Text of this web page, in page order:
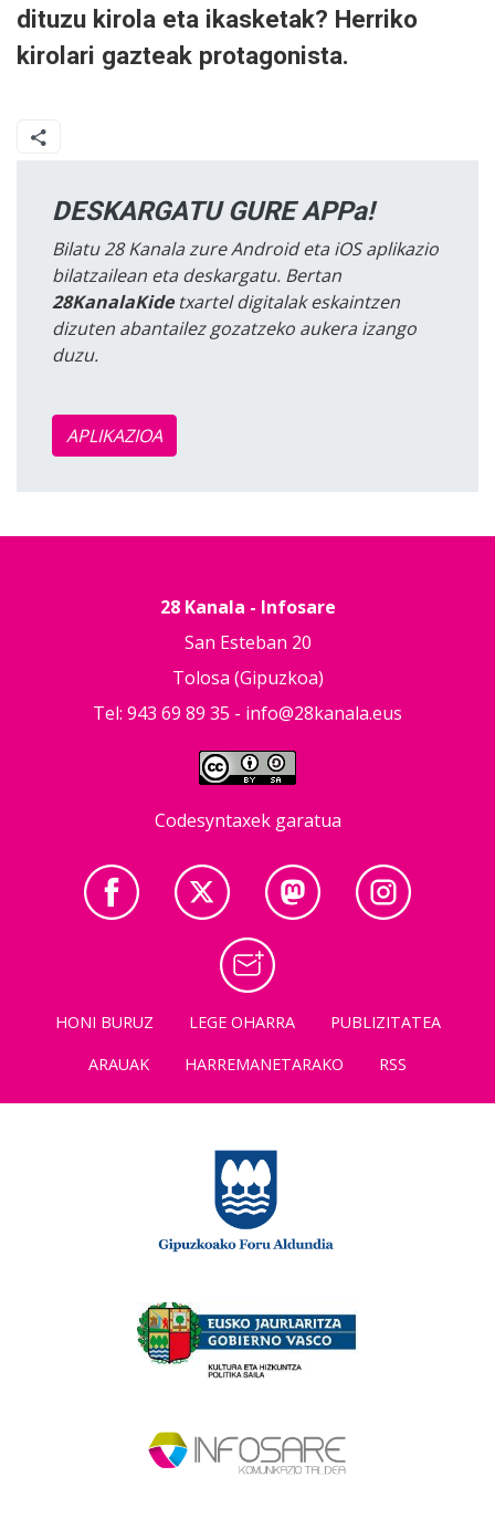
dituzu kirola eta ikasketak? Herriko
kirolari gazteak protagonista.
DESKARGATU GURE APPa!
Bilatu 28 Kanala zure Android eta iOS aplikazio
bilatzailean eta deskargatu. Bertan
28KanalaKidetxartel digitalak eskaintzen
dizuten abantailez gozatzeko aukera izango
duzu.
APLIKAZIOA
28 Kanala - Infosare
San Esteban 20
Tolosa (Gipuzkoa)
Tel: 943 69 89 35 - info@28kanala.eus
Codesyntaxek garatua
HONI BURUZ LEGE OHARRA
PUBLIZITATEA
ARAUAK
HARREMANETARAKO RSS